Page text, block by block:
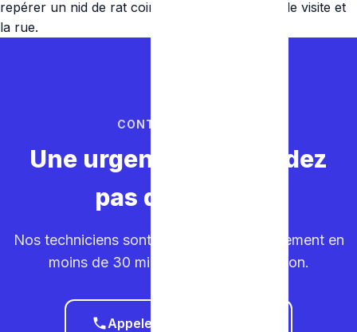
repérer un nid de rat coincé entre la chambre de visite et
la rue.
CONTACTEZ-NOUS
Une urgence ? Ne perdez
pas de temps.
Nos techniciens sont sur la route. Déplacement en
moins de 30 minutes dans votre région.
Appeler le 0465 68 51 58